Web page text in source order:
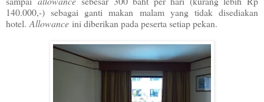
140.000,-) sebagai ganti makan malam yang tidak disediakan
hotel. Allowance ini diberikan pada peserta setiap pekan.